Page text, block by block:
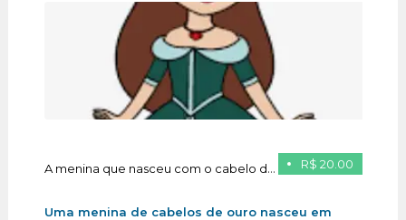
R$ 20.00
A menina que nasceu com o cabelo de ouro
Uma menina de cabelos de ouro nasceu em